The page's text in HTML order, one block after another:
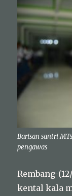
Barisan santri
pengawas
Rembang-
kental kala